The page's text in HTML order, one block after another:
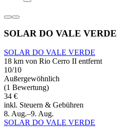
SOLAR DO VALE VERDE
SOLAR DO VALE VERDE
18 km von Rio Cerro II entfernt
10/10
Außergewöhnlich
(1 Bewertung)
34 €
inkl. Steuern & Gebühren
8. Aug.–9. Aug.
SOLAR DO VALE VERDE